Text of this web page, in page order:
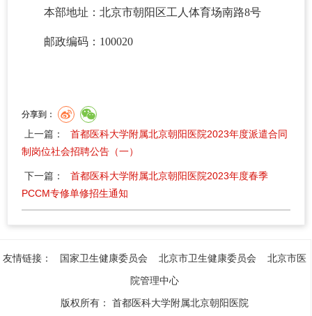
本部地址：北京市朝阳区工人体育场南路8号
邮政编码：100020
分享到：
上一篇：
首都医科大学附属北京朝阳医院2023年度派遣合同
制岗位社会招聘公告（一）
下一篇：
首都医科大学附属北京朝阳医院2023年度春季
PCCM专修单修招生通知
友情链接： 国家卫生健康委员会 北京市卫生健康委员会
北京市医
院管理中心
版权所有： 首都医科大学附属北京朝阳医院